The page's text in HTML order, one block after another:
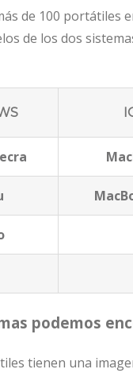
de 100 portátiles
de los dos
podemos
tienen una